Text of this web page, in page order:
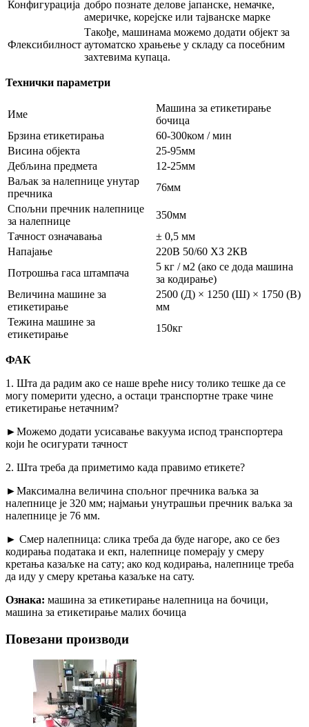
Конфигурација добро познате делове јапанске, немачке,
америчке, корејске или тајванске марке
Флексибилност
Такође, машинама можемо додати објект за
аутоматско храњење у складу са посебним
захтевима купаца.
Технички параметри
Име
Машина за етикетирање
бочица
Брзина етикетирања
60-300ком / мин
Висина објекта
25-95мм
Дебљина предмета
12-25мм
Ваљак за налепнице унутар
пречника
76мм
Спољни пречник налепнице
за налепнице
350мм
Тачност означавања
± 0,5 мм
Напајање
220В 50/60 ХЗ 2КВ
Потрошња гаса штампача
5 кг / м2 (ако се дода машина
за кодирање)
Величина машине за
етикетирање
2500 (Д) × 1250 (Ш) × 1750 (В)
мм
Тежина машине за
етикетирање
150кг
ФАК
1. Шта да радим ако се наше вреће нису толико тешке да се
могу померити удесно, а остаци транспортне траке чине
етикетирање нетачним?
►Можемо додати усисавање вакуума испод транспортера
који ће осигурати тачност
2. Шта треба да приметимо када правимо етикете?
►Максимална величина спољног пречника ваљка за
налепнице је 320 мм; најмањи унутрашњи пречник ваљка за
налепнице је 76 мм.
► Смер налепница: слика треба да буде нагоре, ако се без
кодирања података и екп, налепнице померају у смеру
кретања казаљке на сату; ако код кодирања, налепнице треба
да иду у смеру кретања казаљке на сату.
Ознака: машина за етикетирање налепница на бочици,
машина за етикетирање малих бочица
Повезани производи